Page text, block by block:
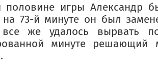
половине игры Александр
на 73-й минуте он был
все же удалось вырвать
минуте